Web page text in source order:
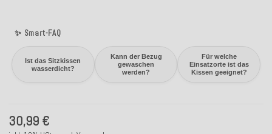
✨ Smart-FAQ
Ist das Sitzkissen
wasserdicht?
Kann der Bezug
gewaschen
werden?
Für welche
Einsatzorte ist das
Kissen geeignet?
30,99 €